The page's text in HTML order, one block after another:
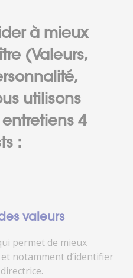
à mieux
(Valeurs,
utilisons
4
:
valeurs
permet de mieux
notamment d’identifier